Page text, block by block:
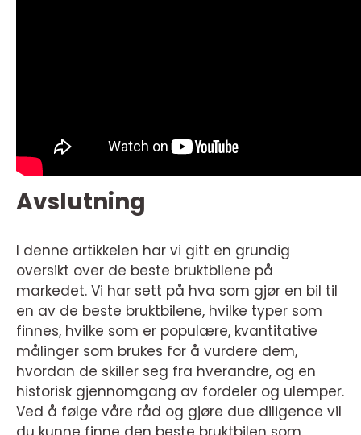
Avslutning
I denne artikkelen har vi gitt en grundig
oversikt over de beste bruktbilene på
markedet. Vi har sett på hva som gjør en bil til
en av de beste bruktbilene, hvilke typer som
finnes, hvilke som er populære, kvantitative
målinger som brukes for å vurdere dem,
hvordan de skiller seg fra hverandre, og en
historisk gjennomgang av fordeler og ulemper.
Ved å følge våre råd og gjøre due diligence vil